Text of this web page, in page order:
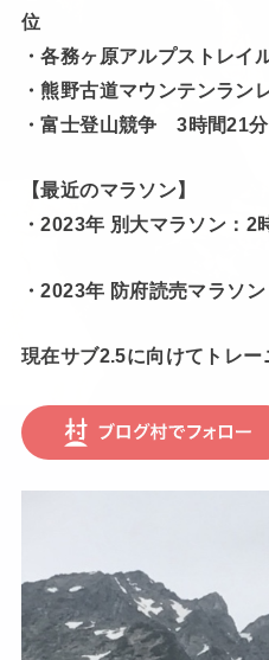
位
・各務ヶ原アルプストレ
・熊野古道マウンテンラ
・富士登山競争 3時間21分
【最近のマラソン】
・2023年 別大マラソン：2
・2023年 防府読売マラソ
現在サブ2.5に向けてトレー